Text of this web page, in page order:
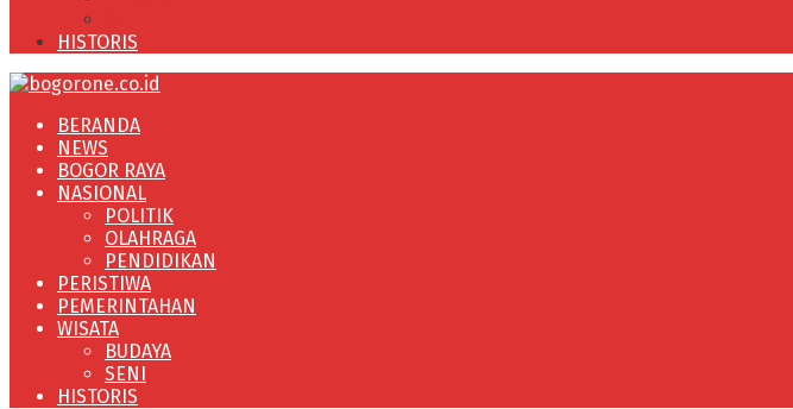
HISTORIS
BERANDA
NEWS
BOGOR RAYA
NASIONAL
POLITIK
OLAHRAGA
PENDIDIKAN
PERISTIWA
PEMERINTAHAN
WISATA
BUDAYA
SENI
HISTORIS